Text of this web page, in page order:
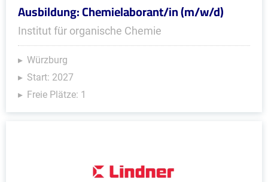
Ausbildung: Chemielaborant/in (m/w/d)
Institut für organische Chemie
Würzburg
Start: 2027
Freie Plätze: 1